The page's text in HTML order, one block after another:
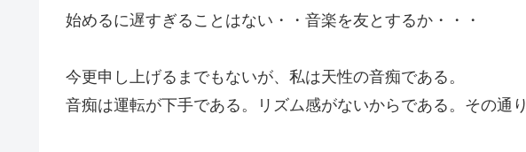
始めるに遅すぎることはない・・音楽を友とするか・・・
今更申し上げるまでもないが、私は天性の音痴である。
音痴は運転が下手である。リズム感がないからである。その通り